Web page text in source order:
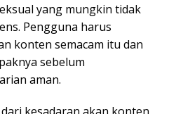
yang mungkin tidak
Pengguna harus
konten semacam itu dan
sebelum
aman.